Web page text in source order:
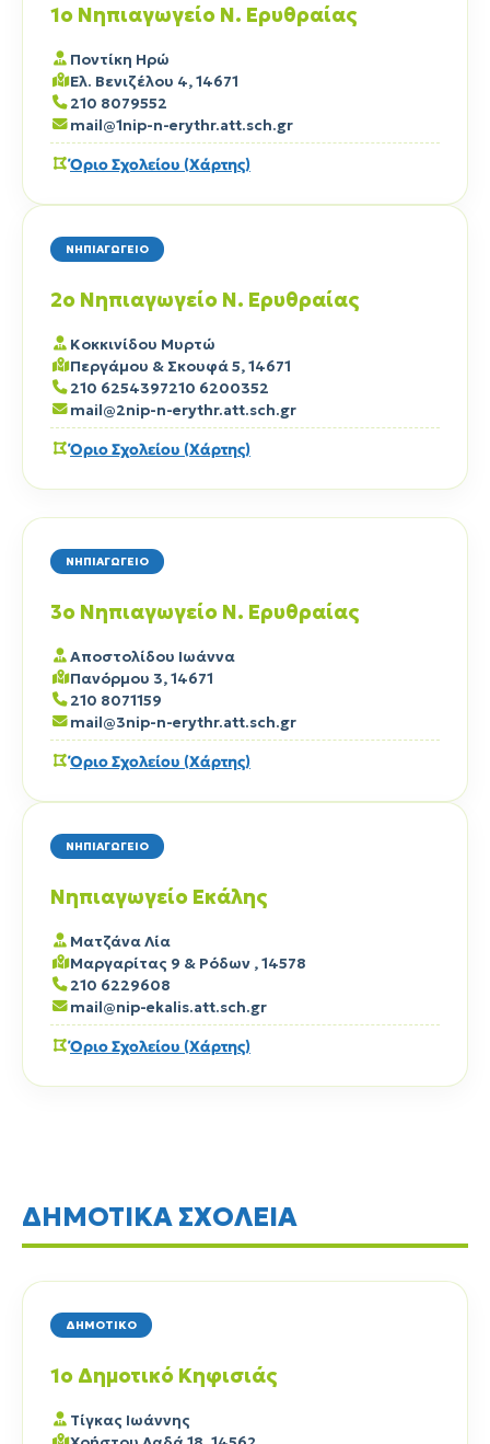
1ο Νηπιαγωγείο Ν. Ερυθραίας
Ποντίκη Ηρώ
Ελ. Βενιζέλου 4, 14671
210 8079552
mail@1nip-n-erythr.att.sch.gr
Όριο Σχολείου (Χάρτης)
ΝΗΠΙΑΓΩΓΕΙΟ
2ο Νηπιαγωγείο Ν. Ερυθραίας
Κοκκινίδου Μυρτώ
Περγάμου & Σκουφά 5, 14671
210 6254397210 6200352
mail@2nip-n-erythr.att.sch.gr
Όριο Σχολείου (Χάρτης)
ΝΗΠΙΑΓΩΓΕΙΟ
3ο Νηπιαγωγείο Ν. Ερυθραίας
Αποστολίδου Ιωάννα
Πανόρμου 3, 14671
210 8071159
mail@3nip-n-erythr.att.sch.gr
Όριο Σχολείου (Χάρτης)
ΝΗΠΙΑΓΩΓΕΙΟ
Νηπιαγωγείο Εκάλης
Ματζάνα Λία
Μαργαρίτας 9 & Ρόδων , 14578
210 6229608
mail@nip-ekalis.att.sch.gr
Όριο Σχολείου (Χάρτης)
ΔΗΜΟΤΙΚΑ ΣΧΟΛΕΙΑ
ΔΗΜΟΤΙΚΟ
1ο Δημοτικό Κηφισιάς
Τίγκας Ιωάννης